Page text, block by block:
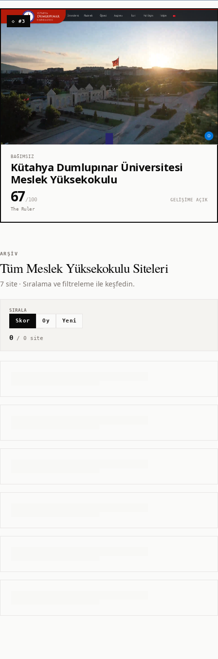
◇ #3
BAĞIMSIZ
Kütahya Dumlupınar Üniversitesi
Meslek Yüksekokulu
67/100
GELİŞİME AÇIK
The Ruler
ARŞIV
TümMeslek YüksekokuluSiteleri
7 site · Sıralama ve filtreleme ile keşfedin.
SIRALA
Skor Oy Yeni
0/ 0 site